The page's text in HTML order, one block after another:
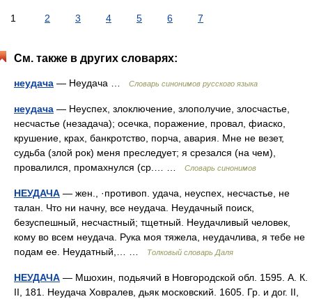
1 2 3 4 5 6 7
См. также в других словарях:
неудача — Неудача … Словарь синонимов русского языка
неудача — Неуспех, злоключение, злополучие, злосчастье,
несчастье (незадача); осечка, поражение, провал, фиаско,
крушение, крах, банкротство, порча, авария. Мне не везет,
судьба (злой рок) меня преследует; я срезался (на чем),
провалился, промахнулся (ср.… …
Словарь синонимов
НЕУДАЧА — жен., ·противоп. удача, неуспех, несчастье, не
талан. Что ни начну, все неудача. Неудачный поиск,
безуспешный, несчастный; тщетный. Неудачливый человек,
кому во всем неудача. Рука моя тяжела, неудачлива, я тебе не
подам ее. Неудатный,… …
Толковый словарь Даля
НЕУДАЧА — Мшохин, подьячий в Новгородской обл. 1595. А. К.
II, 181. Неудача Ховралев, дьяк московский. 1605. Гр. и дог. II,